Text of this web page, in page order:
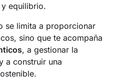
equilibrio.
se limita a proporcionar
sino que te acompaña
, a gestionar la
a construir una